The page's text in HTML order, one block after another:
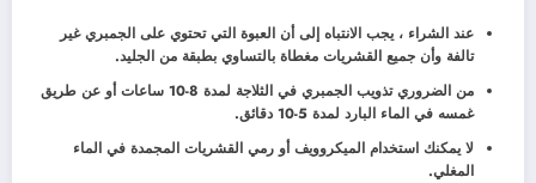
عند الشراء ، يجب الانتباه إلى أن العبوة التي تحتوي على الجمبري غير
تالفة وأن جميع القشريات مغطاة بالتساوي بطبقة من الجليد.
من الضروري تذويب الجمبري في الثلاجة لمدة 8-10 ساعات أو عن طريق
غمسه في الماء البارد لمدة 5-10 دقائق.
لا يمكنك استخدام الميكروويف أو رمي القشريات المجمدة في الماء
المغلي.